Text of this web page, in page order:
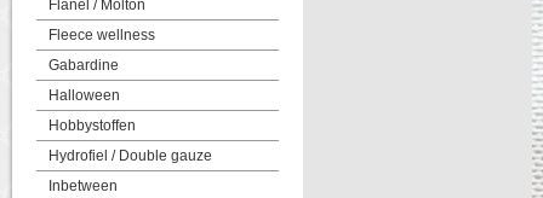
Flanel / Molton
Fleece wellness
Gabardine
Halloween
Hobbystoffen
Hydrofiel / Double gauze
Inbetween